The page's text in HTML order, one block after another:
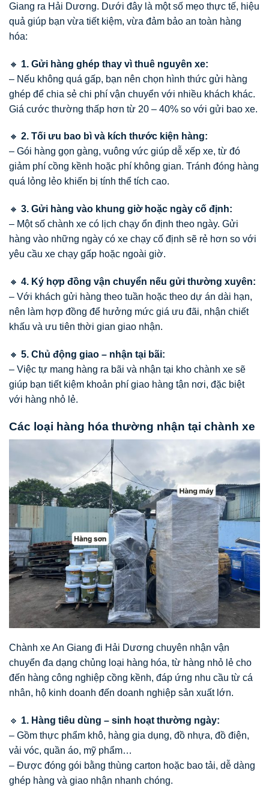
Giang ra Hải Dương. Dưới đây là một số mẹo thực tế, hiệu
quả giúp bạn vừa tiết kiệm, vừa đảm bảo an toàn hàng
hóa:
🔸 1. Gửi hàng ghép thay vì thuê nguyên xe:
– Nếu không quá gấp, bạn nên chọn hình thức gửi hàng
ghép để chia sẻ chi phí vận chuyển với nhiều khách khác.
Giá cước thường thấp hơn từ 20 – 40% so với gửi bao xe.
🔸 2. Tối ưu bao bì và kích thước kiện hàng:
– Gói hàng gọn gàng, vuông vức giúp dễ xếp xe, từ đó
giảm phí cồng kềnh hoặc phí không gian. Tránh đóng hàng
quá lỏng lẻo khiến bị tính thể tích cao.
🔸 3. Gửi hàng vào khung giờ hoặc ngày cố định:
– Một số chành xe có lịch chạy ổn định theo ngày. Gửi
hàng vào những ngày có xe chạy cố định sẽ rẻ hơn so với
yêu cầu xe chạy gấp hoặc ngoài giờ.
🔸 4. Ký hợp đồng vận chuyển nếu gửi thường xuyên:
– Với khách gửi hàng theo tuần hoặc theo dự án dài hạn,
nên làm hợp đồng để hưởng mức giá ưu đãi, nhận chiết
khấu và ưu tiên thời gian giao nhận.
🔸 5. Chủ động giao – nhận tại bãi:
– Việc tự mang hàng ra bãi và nhận tại kho chành xe sẽ
giúp bạn tiết kiệm khoản phí giao hàng tận nơi, đặc biệt
với hàng nhỏ lẻ.
Các loại hàng hóa thường nhận tại chành xe
Chành xe An Giang đi Hải Dương chuyên nhận vận
chuyển đa dạng chủng loại hàng hóa, từ hàng nhỏ lẻ cho
đến hàng công nghiệp cồng kềnh, đáp ứng nhu cầu từ cá
nhân, hộ kinh doanh đến doanh nghiệp sản xuất lớn.
🔹 1. Hàng tiêu dùng – sinh hoạt thường ngày:
– Gồm thực phẩm khô, hàng gia dụng, đồ nhựa, đồ điện,
vải vóc, quần áo, mỹ phẩm…
– Được đóng gói bằng thùng carton hoặc bao tải, dễ dàng
ghép hàng và giao nhận nhanh chóng.